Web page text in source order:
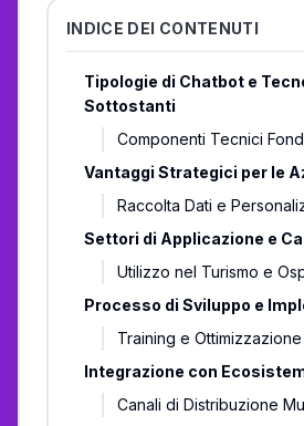
INDICE DEI CONTENUTI
Tipologie di Chatbot e
Sottostanti
Componenti Tecnici
Vantaggi Strategici per le
Raccolta Dati e
Settori di Applicazione e
Utilizzo nel Turismo e
Processo di Sviluppo e
Training e
Integrazione con
Canali di Distribuzione